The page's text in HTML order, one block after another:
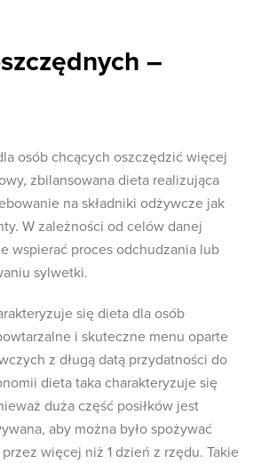
–
osób chcących oszczędzić więcej
zbilansowana dieta realizująca
na składniki odżywcze jak
W zależności od celów danej
wspierać proces odchudzania lub
sylwetki.
się dieta dla osób
i skuteczne menu oparte
z długą datą przydatności do
dieta taka charakteryzuje się
duża część posiłków jest
aby można było spożywać
więcej niż 1 dzień z rzędu. Takie